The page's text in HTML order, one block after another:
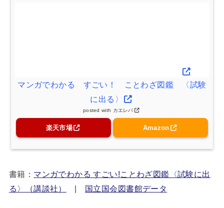
マンガでわかる すごい！ ことわざ図鑑 〈試験
に出る〉
posted with カエレバ
楽天市場 Amazon
書籍： マンガでわかる すごい!ことわざ図鑑〈試験に出
る〉（講談社）
国立国会図書館データ